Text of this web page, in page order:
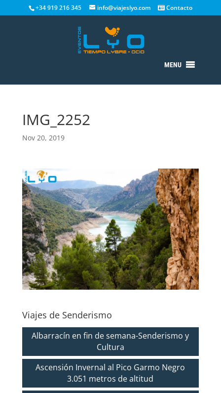
+34 919 216 345 info@viajeslyo.com Contacto
MENU
IMG_2252
Nov 20, 2019
Viajes de Senderismo
Albarracín en fin de semana-Senderismo y
Cultura
Ascensión Invernal al Pico Garmo Negro
3.051 metros de altitud